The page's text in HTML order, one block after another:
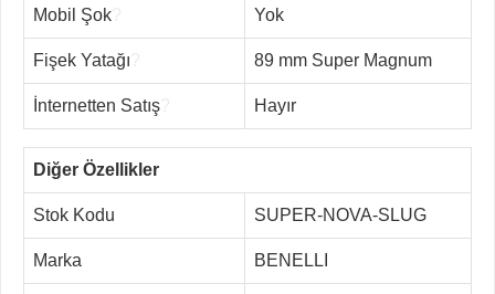
Mobil Şok Yok
Fişek Yatağı 89 mm Super Magnum
İnternetten Satış Hayır
Diğer Özellikler
Stok Kodu SUPER-NOVA-SLUG
Marka BENELLI